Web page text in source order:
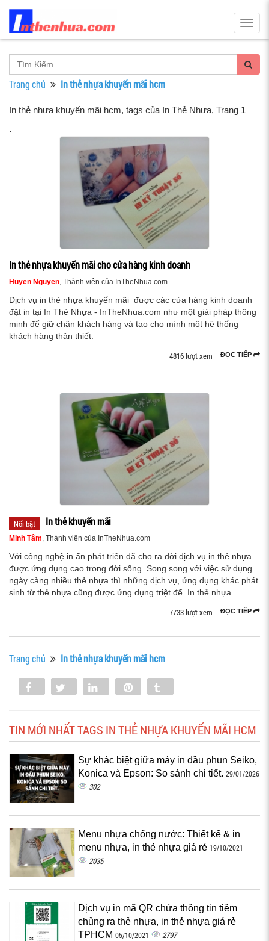
Trang chủ In thẻ nhựa khuyến mãi hcm
In thẻ nhựa khuyến mãi hcm, tags của In Thẻ Nhựa, Trang 1
.
In thẻ nhựa khuyến mãi cho cửa hàng kinh doanh
Huyen Nguyen, Thành viên của InTheNhua.com
Dịch vụ in thẻ nhựa khuyến mãi được các cửa hàng kinh doanh
đặt in tại In Thẻ Nhựa - InTheNhua.com như một giải pháp thông
minh để giữ chân khách hàng và tạo cho mình một hệ thống
khách hàng thân thiết.
ĐỌC TIẾP
4816 lượt xem
Nổi bật In thẻ khuyến mãi
Minh Tâm, Thành viên của InTheNhua.com
Với công nghệ in ấn phát triển đã cho ra đời dịch vụ in thẻ nhựa
được ứng dụng cao trong đời sống. Song song với việc sử dụng
ngày càng nhiều thẻ nhựa thì những dịch vụ, ứng dụng khác phát
sinh từ thẻ nhựa cũng được ứng dụng triệt để. In thẻ nhựa
ĐỌC TIẾP
7733 lượt xem
Trang chủ In thẻ nhựa khuyến mãi hcm
Share Tweet Share
TIN MỚI NHẤT TAGS IN THẺ NHỰA KHUYẾN MÃI HCM
Sự khác biệt giữa máy in đầu phun Seiko,
Konica và Epson: So sánh chi tiết. 29/01/2026
302
Menu nhựa chống nước: Thiết kế & in
menu nhựa, in thẻ nhựa giá rẻ 19/10/2021
2035
Dịch vụ in mã QR chứa thông tin tiêm
chủng ra thẻ nhựa, in thẻ nhựa giá rẻ
TPHCM 05/10/2021 2797